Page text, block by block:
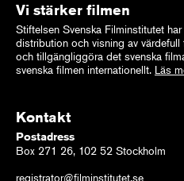
Vi stärker filmen
Stiftelsen Svenska Filminstitutet
distribution och visning av värdefull
och tillgängliggöra det svenska
svenska filmen internationellt. Läs
Kontakt
Postadress
Box 271 26, 102 52 Stockholm
registrator@filminstitutet.se